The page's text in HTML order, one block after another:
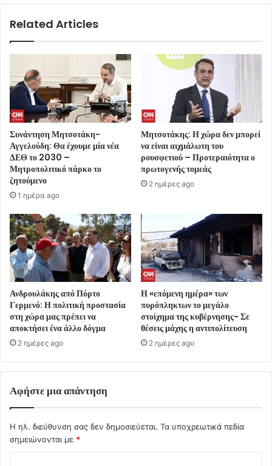
Related Articles
Συνάντηση Μητσοτάκη-
Αγγελούδη: Θα έχουμε μία νέα
ΔΕΘ το 2030 –
Μητροπολιτικό πάρκο το
ζητούμενο
1 ημέρα ago
Μητσοτάκης: Η χώρα δεν μπορεί
να είναι αιχμάλωτη του
ρουσφετιού – Προτεραιότητα ο
πρωτογενής τομεάς
2 ημέρες ago
Ανδρουλάκης από Πόρτο
Γερμενό: Η πολιτική προστασία
στη χώρα μας πρέπει να
αποκτήσει ένα άλλο δόγμα
2 ημέρες ago
Η «επόμενη ημέρα» των
πυρόπληκτων το μεγάλο
στοίχημα της κυβέρνησης- Σε
θέσεις μάχης η αντιπολίτευση
2 ημέρες ago
Αφήστε μια απάντηση
Η ηλ. διεύθυνση σας δεν δημοσιεύεται. Τα υποχρεωτικά πεδία
σημειώνονται με *